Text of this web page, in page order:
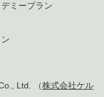
ミープラン
Ltd. （株式会社ケル